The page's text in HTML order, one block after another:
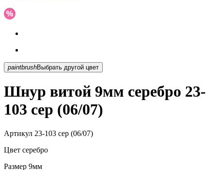
paintbrush Выбрать другой цвет
Шнур витой 9мм серебро 23-
103 сер (06/07)
Артикул 23-103 сер (06/07)
Цвет серебро
Размер 9мм